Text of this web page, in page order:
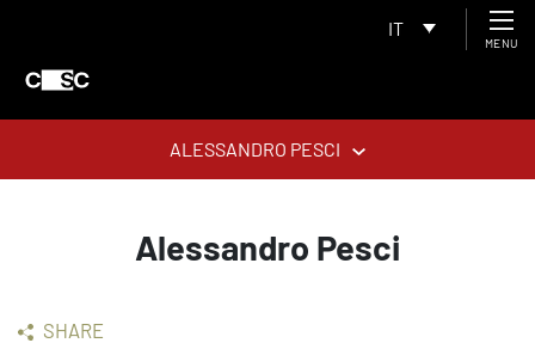
IT
MENU
ALESSANDRO PESCI
Alessandro Pesci
SHARE